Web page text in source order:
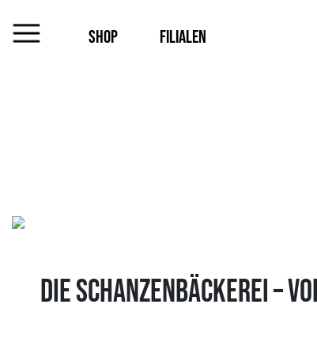
MENU
Kontakt
SHOP FILIALEN
Die Schanzenbäckerei –